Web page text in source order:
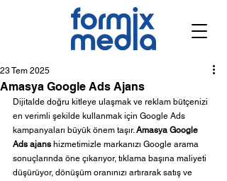
Amasya Google Ads Ajans
23 Tem 2025
Dijitalde doğru kitleye ulaşmak ve reklam bütçenizi
en verimli şekilde kullanmak için Google Ads
kampanyaları büyük önem taşır. Amasya Google
Ads ajans hizmetimizle markanızı Google arama
sonuçlarında öne çıkarıyor, tıklama başına maliyeti
düşürüyor, dönüşüm oranınızı artırarak satış ve